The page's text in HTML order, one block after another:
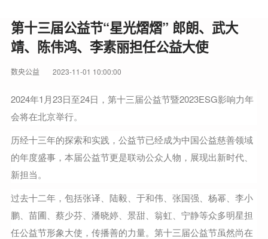
第十三届公益节“星光熠熠” 郎朗、武大
靖、陈伟鸿、李素丽担任公益大使
数央公益 2023-11-01 10:00:00
2024年1月23日至24日，第十三届公益节暨2023ESG影响力年
会将在北京举行。
历经十三年的探索和实践，公益节已经成为中国公益慈善领域
的年度盛事，本届公益节更是联动公众人物，展现出新时代、
新担当。
过去十二年，包括张译、陆毅、于和伟、张国强、杨幂、李小
鹏、苗圃、蔡少芬、潘晓婷、景甜、翁虹、宁静等众多明星担
任公益节形象大使，传播善的力量。第十三届公益节虽然尚在